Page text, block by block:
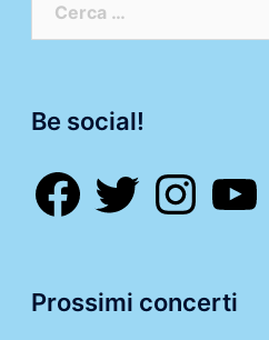
Be social!
FacebookTwitter InstagramYouTube
Prossimi concerti